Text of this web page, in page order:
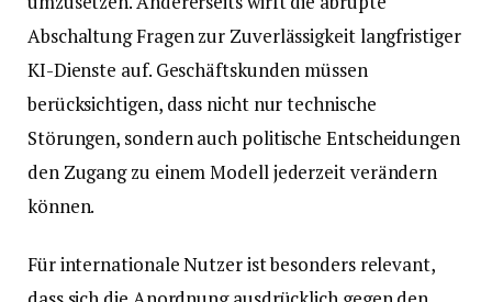
Abschaltung Fragen zur Zuverlässigkeit langfristiger
KI-Dienste auf. Geschäftskunden müssen
berücksichtigen, dass nicht nur technische
Störungen, sondern auch politische Entscheidungen
den Zugang zu einem Modell jederzeit verändern
können.
Für internationale Nutzer ist besonders relevant,